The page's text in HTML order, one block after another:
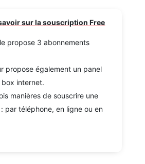
sur la souscription Free
propose 3 abonnements
propose également un panel
internet.
manières de souscrire une
par téléphone, en ligne ou en